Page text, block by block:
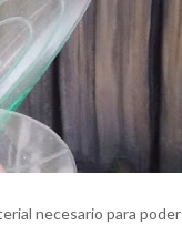
necesario para poder